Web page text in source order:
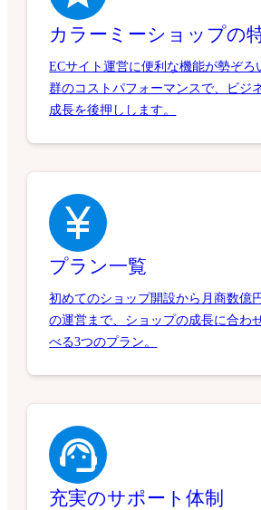
カラーミーショップの
ECサイト運営に便利な機能が勢ぞろ
群のコストパフォーマンスで、ビジ
成長を後押しします。
プラン一覧
初めてのショップ開設から月商数億
の運営まで、ショップの成長に合わ
べる3つのプラン。
充実のサポート体制